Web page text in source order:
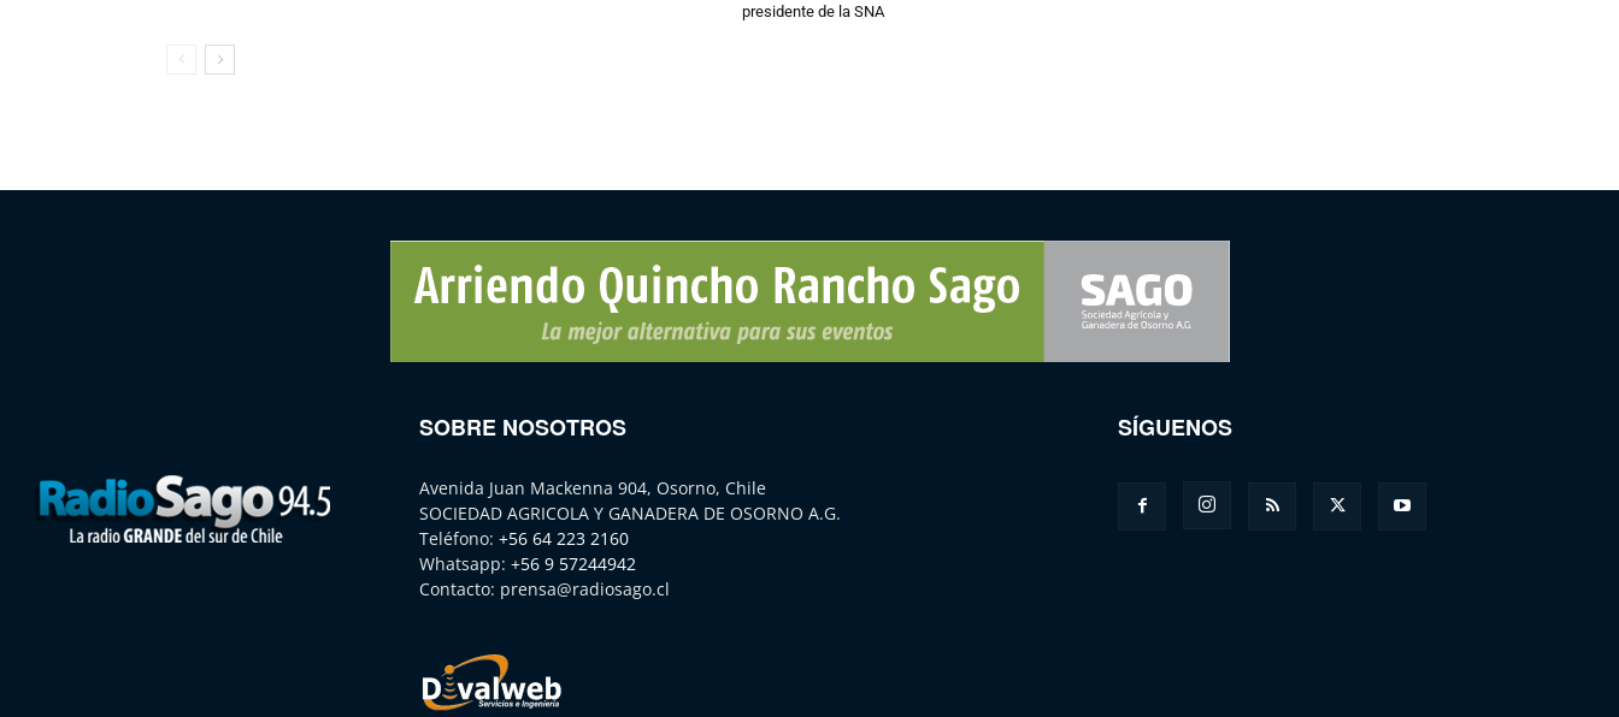
presidente de la SNA
SOBRE NOSOTROS
Avenida Juan Mackenna 904, Osorno, Chile
SOCIEDAD AGRICOLA Y GANADERA DE OSORNO A.G.
Teléfono: +56 64 223 2160
Whatsapp: +56 9 57244942
Contacto: prensa@radiosago.cl
SÍGUENOS